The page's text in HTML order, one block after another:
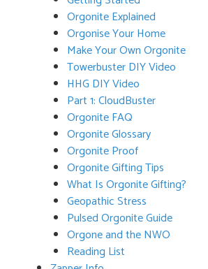
Orgonite Explained
Orgonise Your Home
Make Your Own Orgonite
Towerbuster DIY Video
HHG DIY Video
Part 1: CloudBuster
Orgonite FAQ
Orgonite Glossary
Orgonite Proof
Orgonite Gifting Tips
What Is Orgonite Gifting?
Geopathic Stress
Pulsed Orgonite Guide
Orgone and the NWO
Reading List